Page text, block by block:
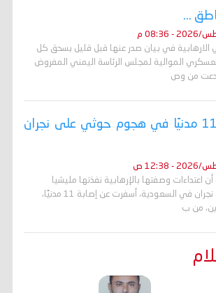
...
في بيان صدر عنها قبل قليل بسحق كل
الموالية لمجلس الرئاسة اليمني المفروض
من وص
عاجل / إصابة 11 مدنيًا في هجوم حوثي على نجران
اعتداءات وصفتها بالإرهابية نفذتها مليشيا
الحوثي على منطقة نجران في السعودية، أسفرت عن إصابة 11 مدنيًا،
من ب